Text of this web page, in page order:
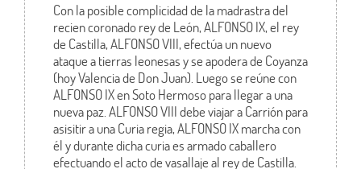
Con la posible complicidad de la madrastra del
recien coronado rey de León, ALFONSO IX, el rey
de Castilla, ALFONSO VIII, efectúa un nuevo
ataque a tierras leonesas y se apodera de Coyanza
(hoy Valencia de Don Juan). Luego se reúne con
ALFONSO IX en Soto Hermoso para llegar a una
nueva paz. ALFONSO VIII debe viajar a Carrión para
asisitir a una Curia regia, ALFONSO IX marcha con
él y durante dicha curia es armado caballero
efectuando el acto de vasallaje al rey de Castilla.